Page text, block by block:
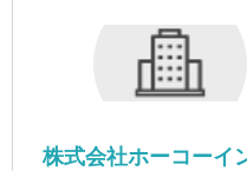
株式会社ホーコーイ